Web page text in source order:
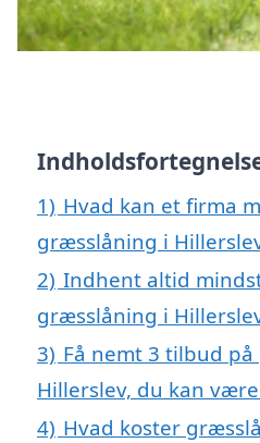
1) Hvad kan et firma
græsslåning i
2) Indhent altid
græsslåning i
3) Få nemt 3 tilbud
Hillerslev, du kan
4) Hvad koster